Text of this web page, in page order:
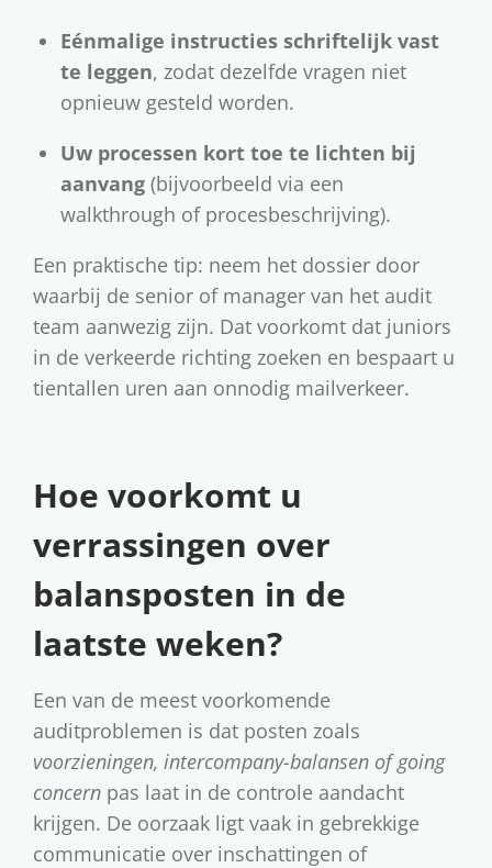
Eénmalige instructies schriftelijk vast
te leggen, zodat dezelfde vragen niet
opnieuw gesteld worden.
Uw processen kort toe te lichten bij
aanvang (bijvoorbeeld via een
walkthrough of procesbeschrijving).
Een praktische tip: neem het dossier door
waarbij de senior of manager van het audit
team aanwezig zijn. Dat voorkomt dat juniors
in de verkeerde richting zoeken en bespaart u
tientallen uren aan onnodig mailverkeer.
Hoe voorkomt u
verrassingen over
balansposten in de
laatste weken?
Een van de meest voorkomende
auditproblemen is dat posten zoals
voorzieningen, intercompany-balansen of going
concern pas laat in de controle aandacht
krijgen. De oorzaak ligt vaak in gebrekkige
communicatie over inschattingen of